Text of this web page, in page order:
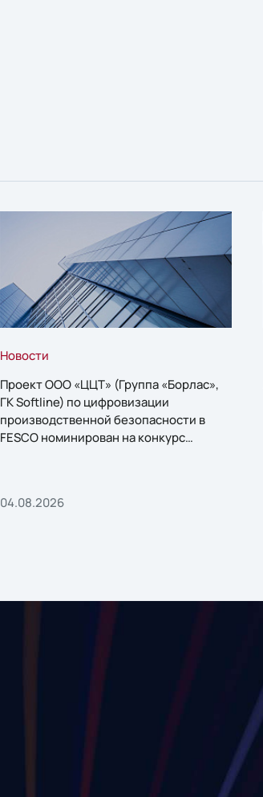
Новости
Проект ООО «ЦЦТ» (Группа «Борлас»,
ГК Softline) по цифровизации
производственной безопасности в
FESCO номинирован на конкурс
04.08.2026